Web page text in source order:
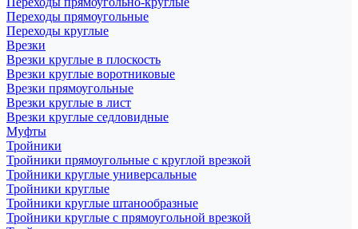
Переходы прямоугольные
Переходы круглые
Врезки
Врезки круглые в плоскость
Врезки круглые воротниковые
Врезки прямоугольные
Врезки круглые в лист
Врезки круглые седловидные
Муфты
Тройники
Тройники прямоугольные с круглой врезкой
Тройники круглые универсальные
Тройники круглые
Тройники круглые штанообразные
Тройники круглые с прямоугольной врезкой